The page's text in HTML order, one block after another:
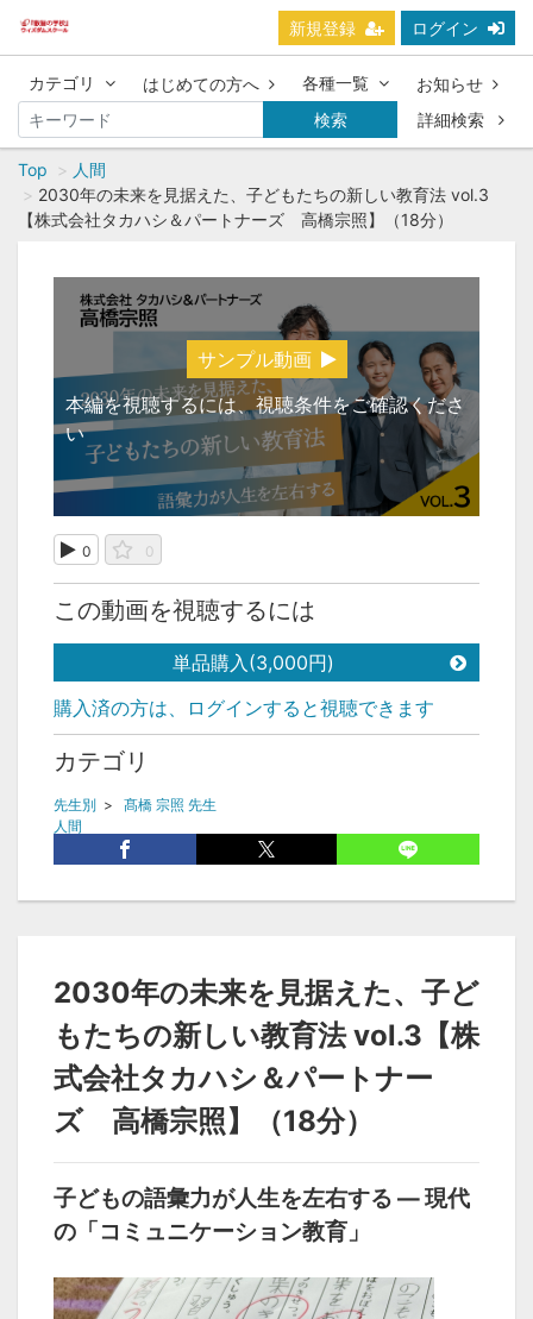
新規登録 ログイン
カテゴリ はじめての方へ 各種一覧
お知らせ
検索
詳細検索
Top
人間
2030年の未来を見据えた、子どもたちの新しい教育法 vol.3
【株式会社タカハシ＆パートナーズ 高橋宗照】（18分）
サンプル動画
本編を視聴するには、視聴条件をご確認くださ
い
0 0
この動画を視聴するには
単品購入(3,000円)
購入済の方は、ログインすると視聴できます
カテゴリ
先生別 > 髙橋 宗照 先生
人間
2030年の未来を見据えた、子ど
もたちの新しい教育法 vol.3【株
式会社タカハシ＆パートナー
ズ 高橋宗照】（18分）
子どもの語彙力が人生を左右する ― 現代
の「コミュニケーション教育」